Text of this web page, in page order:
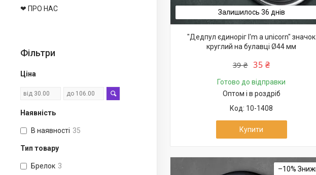
❤ ПРО НАС
Фільтри
Ціна
Наявність
В наявності 35
Тип товару
Брелок 3
Залишилось 36 днів
"Дедпул єдиноріг I'm a unicorn" значок
круглий на булавці Ø44 мм
39 ₴ 35 ₴
Готово до відправки
Оптом і в роздріб
10-1408
Купити
–10%